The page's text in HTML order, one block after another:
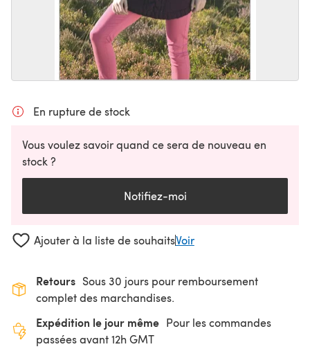
En rupture de stock
Vous voulez savoir quand ce sera de nouveau en
stock ?
Notifiez-moi
Ajouter à la liste de souhaitsVoir
Retours Sous 30 jours pour remboursement
complet des marchandises.
Expédition le jour même Pour les commandes
passées avant 12h GMT